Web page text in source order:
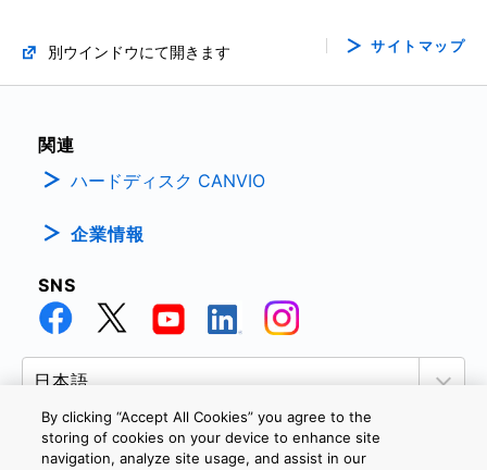
別ウインドウにて開きます サイトマップ
関連
ハードディスク CANVIO
企業情報
SNS
By clicking “Accept All Cookies” you agree to the
storing of cookies on your device to enhance site
navigation, analyze site usage, and assist in our